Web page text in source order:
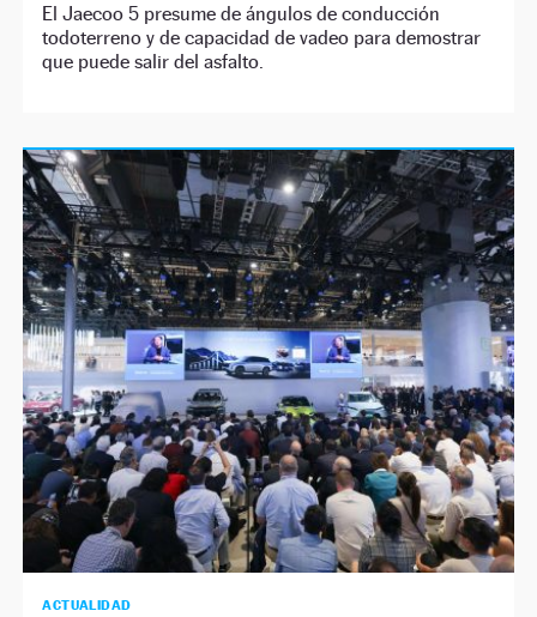
El Jaecoo 5 presume de ángulos de conducción
todoterreno y de capacidad de vadeo para demostrar
que puede salir del asfalto.
ACTUALIDAD